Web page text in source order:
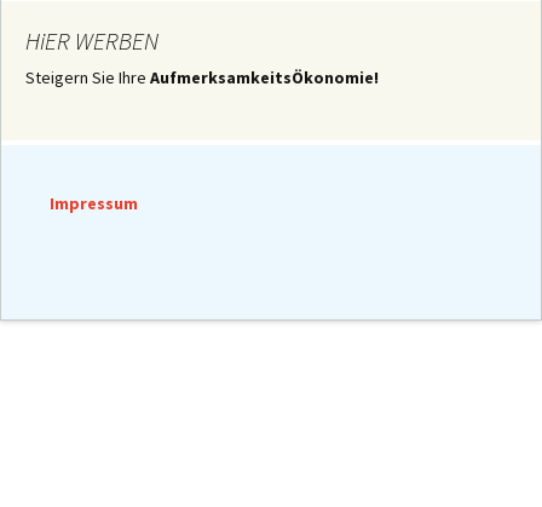
HiER WERBEN
Steigern Sie Ihre AufmerksamkeitsÖkonomie!
Impressum